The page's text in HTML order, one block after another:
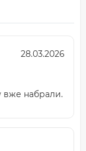
28.03.2026
вже набрали.